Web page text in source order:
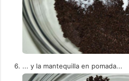
... y la mantequilla en pomada...